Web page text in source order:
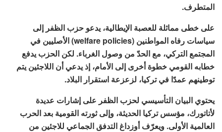
المتطرف.
على خطى مماثلة للعصبة الإيطالية، يدعو حزب الظفر إلى
سياسات رفاه المواطنين (welfare policies) الأصليين في
المجتمع التركي، مع الحدّ من وصول الغرباء. لكن الحزب يدفع
خطابه القومي خطوة أخرى إلى الأمام، إذ يدعي ​​أن اللاجئين يتم
توطينهم عمدًا في تركيا، لزعزعة استقرار البلاد.
يحتوي البيان التأسيسي لحزب الظفر على إشارات عديدة
لأتاتورك، مؤسس تركيا الحديثة، وإلى ثورته القومية بعد الحرب
العالمية الأولى. ويعرّف أوزداغ التدفق الجماعي للاجئين من